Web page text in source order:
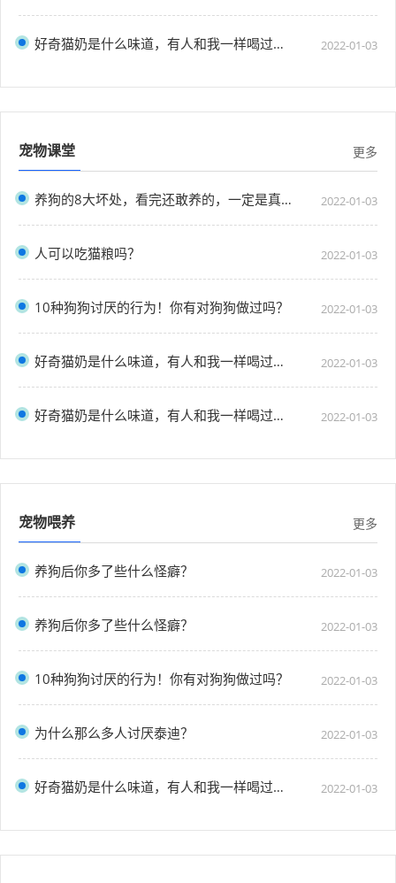
好奇猫奶是什么味道，有人和我一样喝过猫奶吗？” 2022-01-03
宠物课堂 更多
养狗的8大坏处，看完还敢养的，一定是真爱了 2022-01-03
人可以吃猫粮吗？ 2022-01-03
10种狗狗讨厌的行为！你有对狗狗做过吗？ 2022-01-03
好奇猫奶是什么味道，有人和我一样喝过猫奶吗？” 2022-01-03
好奇猫奶是什么味道，有人和我一样喝过猫奶吗？” 2022-01-03
宠物喂养 更多
养狗后你多了些什么怪癖？ 2022-01-03
养狗后你多了些什么怪癖？ 2022-01-03
10种狗狗讨厌的行为！你有对狗狗做过吗？ 2022-01-03
为什么那么多人讨厌泰迪？ 2022-01-03
好奇猫奶是什么味道，有人和我一样喝过猫奶吗？” 2022-01-03